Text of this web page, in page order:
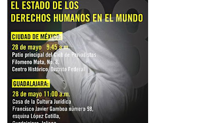
Amnistía
Internacional